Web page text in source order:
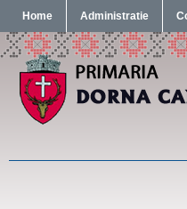
Home Administratie